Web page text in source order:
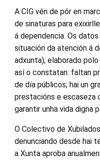
A CIG vén de pór en
de sinaturas para
á dependencia. Os
situación da atención á
adxunta), elaborado
así o constatan: faltan
de día públicos; hai un
prestacións e escaseza
garantir unha vida digna
O Colectivo de
denunciando desde hai
a Xunta aproba